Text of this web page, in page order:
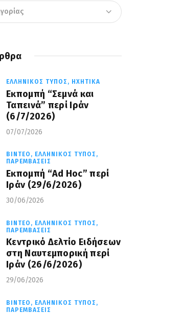
ΕΛΛΗΝΙΚΌΣ ΤΎΠΟΣ, ΗΧΗΤΙΚΆ
Εκπομπή “Σεμνά και
Ταπεινά” περί Ιράν
(6/7/2026)
07/07/2026
ΒΊΝΤΕΟ, ΕΛΛΗΝΙΚΌΣ ΤΎΠΟΣ,
ΠΑΡΕΜΒΆΣΕΙΣ
Εκπομπή “Ad Hoc” περί
Iράν (29/6/2026)
30/06/2026
ΒΊΝΤΕΟ, ΕΛΛΗΝΙΚΌΣ ΤΎΠΟΣ,
ΠΑΡΕΜΒΆΣΕΙΣ
Κεντρικό Δελτίο Ειδήσεων
στη Ναυτεμπορική περί
Iράν (26/6/2026)
29/06/2026
ΒΊΝΤΕΟ, ΕΛΛΗΝΙΚΌΣ ΤΎΠΟΣ,
ΠΑΡΕΜΒΆΣΕΙΣ